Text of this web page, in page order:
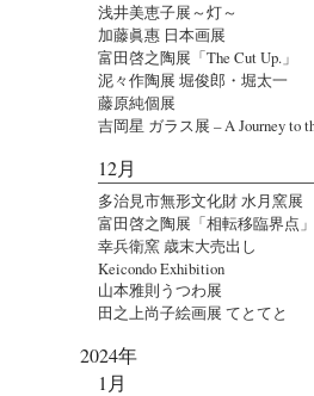
浅井美恵子展～灯～
加藤眞惠 日本画展
富田啓之陶展「The Cut Up.」
泥々作陶展 堀俊郎・堀太一
藤原純個展
吉岡星 ガラス展 – A Journey to
12月
多治見市無形文化財 水月窯展
富田啓之陶展「相転移臨界点」
幸兵衛窯 歳末大売出し
Keicondo Exhibition
山本雅則うつわ展
田之上尚子絵画展 てとてと
2024年
1月